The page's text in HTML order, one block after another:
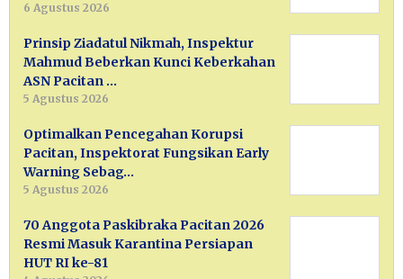
6 Agustus 2026
Prinsip Ziadatul Nikmah, Inspektur
Mahmud Beberkan Kunci Keberkahan
ASN Pacitan …
5 Agustus 2026
Optimalkan Pencegahan Korupsi
Pacitan, Inspektorat Fungsikan Early
Warning Sebag…
5 Agustus 2026
70 Anggota Paskibraka Pacitan 2026
Resmi Masuk Karantina Persiapan
HUT RI ke-81